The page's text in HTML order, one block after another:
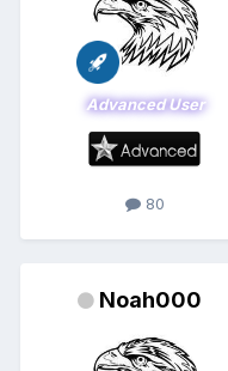
Advanced User
80
Noah000